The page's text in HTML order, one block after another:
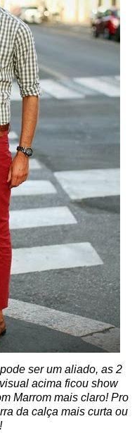
ser um aliado, as 2
acima ficou show
Marrom mais claro! Pro
da calça mais curta ou